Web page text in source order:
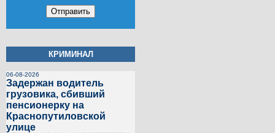
КРИМИНАЛ
06-08-2026
Задержан водитель
грузовика, сбивший
пенсионерку на
Краснопутиловской
улице